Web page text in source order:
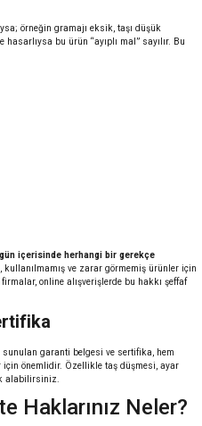
örneğin gramajı eksik, taşı düşük
bu ürün “ayıplı mal” sayılır. Bu
içerisinde herhangi bir gerekçe
kullanılmamış ve zarar görmemiş ürünler için
online alışverişlerde bu hakkı şeffaf
garanti belgesi ve sertifika, hem
için önemlidir. Özellikle taş düşmesi, ayar
alabilirsiniz.
Haklarınız Neler?